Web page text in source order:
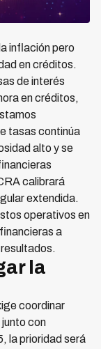
inflación pero
en créditos.
de interés
en créditos,
tasas continúa
alto y se
calibrará
extendida.
operativos en
a
la
coordinar
con
la prioridad será